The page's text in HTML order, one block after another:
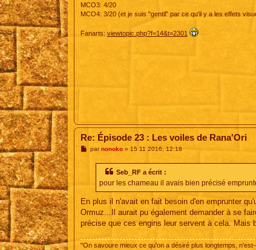
MCO3: 4/20
MCO4: 3/20 (et je suis "gentil" par ce qu'il y a les effets
Fanarts: viewtopic.php?f=14&t=2301
Re: Épisode 23 : Les voiles de Rana'Ori
Mparnonoko» 15 11 2016, 12:18
Seb_RF a écrit :
pour les chameau il avais bien précisé
En plus il n'avait en fait besoin d'en emprunter
Ormuz...Il aurait pu également demander à se
précise que ces engins leur servent à cela. Mais
"On savoure mieux ce qu'on a désiré plus longtemps,